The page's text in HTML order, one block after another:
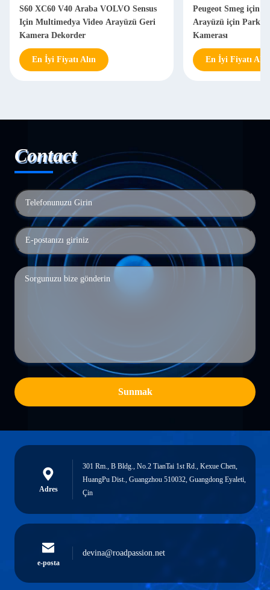
S60 XC60 V40 Araba VOLVO Sensus
Için Multimedya Video Arayüzü Geri
Kamera Dekorder
En İyi Fiyatı Alın
Peugeot Smeg için
Arayüzü için Park
Kamerası
En İyi Fiyatı Alın
Contact
Sunmak
Adres
301 Rm., B Bldg., No.2 TianTai 1st Rd., Kexue Chen,
HuangPu Dist., Guangzhou 510032, Guangdong Eyaleti,
Çin
e-posta
devina@roadpassion.net